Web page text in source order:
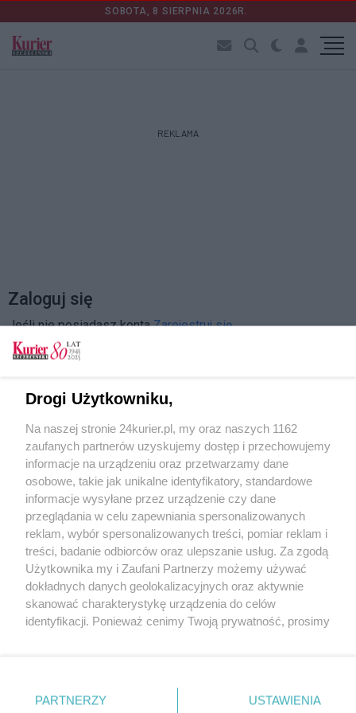
SOBOTA, 8 SIERPNIA 2026R.
REKLAMA
Zaloguj się
Jeśli nie posiadasz kontaZarejestruj się
Zapamiętać?
Zaloguj
Zapomniałem hasła
Copyright © 2022 Kurier Szczeciński sp. z o.o.
Drogi Użytkowniku,
Na naszej stronie 24kurier.pl, my oraz naszych 1162
zaufanych partnerów uzyskujemy dostęp i przechowujemy
informacje na urządzeniu oraz przetwarzamy dane
osobowe, takie jak unikalne identyfikatory, standardowe
informacje wysyłane przez urządzenie czy dane
przeglądania w celu zapewniania spersonalizowanych
reklam, wybór spersonalizowanych treści, pomiar reklam i
treści, badanie odbiorców oraz ulepszanie usług. Za zgodą
Użytkownika my i Zaufani Partnerzy możemy używać
dokładnych danych geolokalizacyjnych oraz aktywnie
skanować charakterystykę urządzenia do celów
identyfikacji. Ponieważ cenimy Twoją prywatność, prosimy
prywatności znajdujący się w lewym dolnym rogu strony
. Niektóre rodzaje przetwarzania danych nie wymagają
PARTNERZY USTAWIENIA